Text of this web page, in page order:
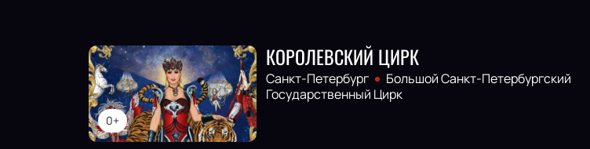
0+
КОРОЛЕВСКИЙ ЦИРК
Санкт-Петербург
Большой Cанкт-Петербургский
Государственный Цирк